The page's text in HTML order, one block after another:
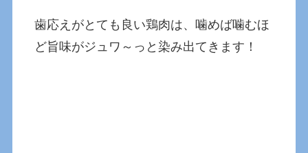
歯応えがとても良い鶏肉は、噛めば噛むほ
ど旨味がジュワ～っと染み出てきます！